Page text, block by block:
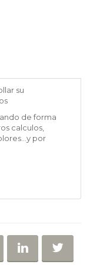
su
de forma
calculos,
por
EN
COMPARTIR EN